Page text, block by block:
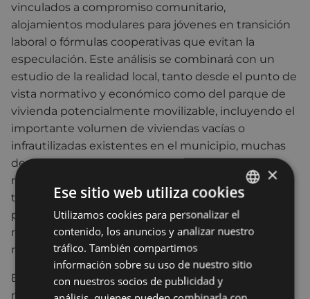
vinculados a compromiso comunitario,
alojamientos modulares para jóvenes en transición
laboral o fórmulas cooperativas que evitan la
especulación. Este análisis se combinará con un
estudio de la realidad local, tanto desde el punto de
vista normativo y económico como del parque de
vivienda potencialmente movilizable, incluyendo el
importante volumen de viviendas vacías o
infrautilizadas existentes en el municipio, muchas
de ellas construidas entre 1950 y 1975. Además, se
recogerá información directa de jóvenes
trabajadores y estudiantes vinculados al tejido
productivo y educativo de Eibar para conocer sus
necesidades reales y su disposición a acceder a
nuevas fórmulas residenciales.
El objetivo final no es implantar de inmediato un
modelo concreto, sino generar un conocimiento
BASQUE
SPANISH
×
Ese sitio web utiliza cookies
Utilizamos cookies para personalizar el
contenido, los anuncios y analizar nuestro
tráfico. También compartimos
información sobre su uso de nuestro sitio
con nuestros socios de publicidad y